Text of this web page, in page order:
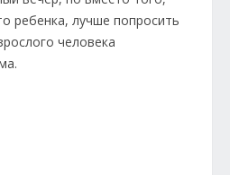
ребенка, лучше попросить
человека